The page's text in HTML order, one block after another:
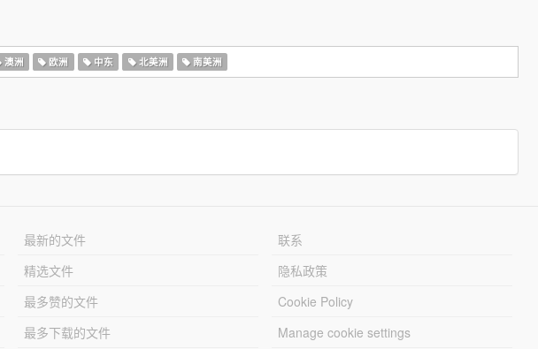
澳洲 欧洲 中东 北美洲 南美洲
最新的文件
精选文件
最多赞的文件
最多下载的文件
联系
隐私政策
Cookie Policy
Manage cookie settings